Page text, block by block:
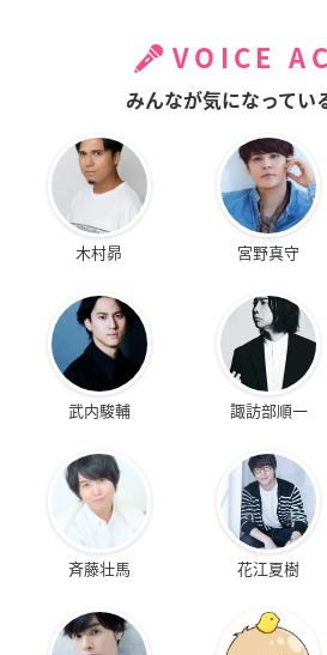
VOICE
みんなが気になってい
木村昴 宮野真守
武内駿輔 諏訪部順一
斉藤壮馬 花江夏樹